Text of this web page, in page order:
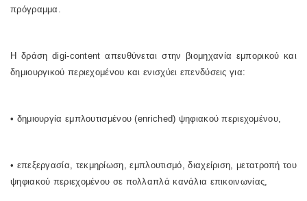
πρόγραμμα.
Η δράση digi-content απευθύνεται στην βιομηχανία εμπορικού και
δημιουργικού περιεχομένου και ενισχύει επενδύσεις για:
• δημιουργία εμπλουτισμένου (enriched) ψηφιακού περιεχομένου,
• επεξεργασία, τεκμηρίωση, εμπλουτισμό, διαχείριση, μετατροπή του
ψηφιακού περιεχομένου σε πολλαπλά κανάλια επικοινωνίας,